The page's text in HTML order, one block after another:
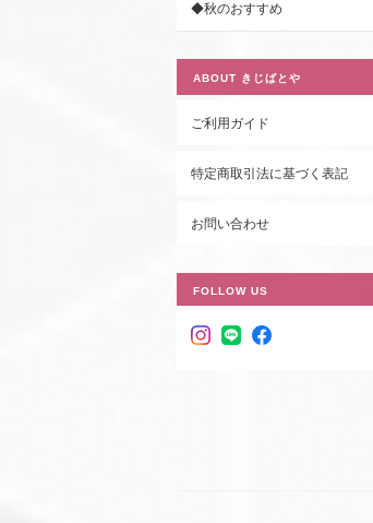
◆秋のおすすめ
ABOUT きじばとや
ご利用ガイド
特定商取引法に基づく表記
お問い合わせ
FOLLOW US